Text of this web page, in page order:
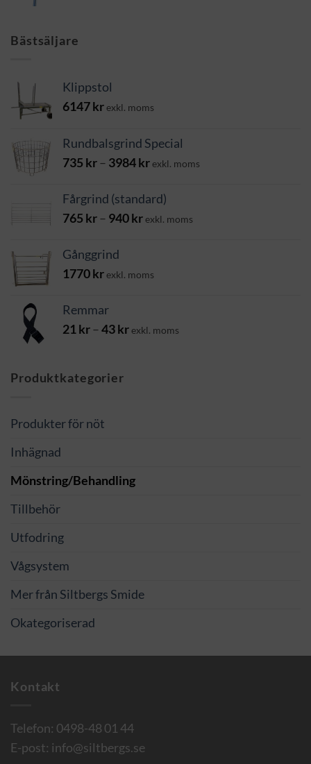
Bästsäljare
Klippstol
6147krexkl. moms
Rundbalsgrind Special
735 kr– 3984krPrisintervall:
till
3984 kr
exkl. moms
Fårgrind (standard)
765 kr– 940krPrisintervall:
exkl. moms
Gånggrind
1770krexkl. moms
Remmar
21kr–43krPrisintervall:
exkl. moms
Produktkategorier
Produkter för nöt
Inhägnad
Mönstring/Behandling
Tillbehör
Utfodring
Vågsystem
Mer från Siltbergs Smide
Okategoriserad
Kontakt
Telefon: 0498-48 01 44
E-post: info@siltbergs.se